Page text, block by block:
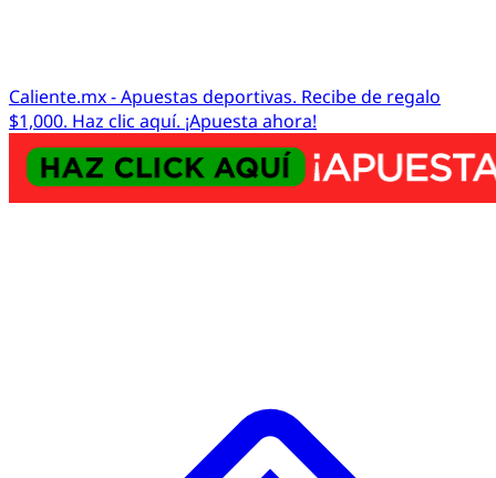
Caliente.mx - Apuestas deportivas. Recibe de regalo
$1,000. Haz clic aquí. ¡Apuesta ahora!